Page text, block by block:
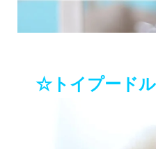
☆トイプード